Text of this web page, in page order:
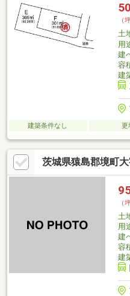
（
土
用
建
容
建
建築条件なし 更
茨城県猿島郡境町
（
土
用
建
容
建